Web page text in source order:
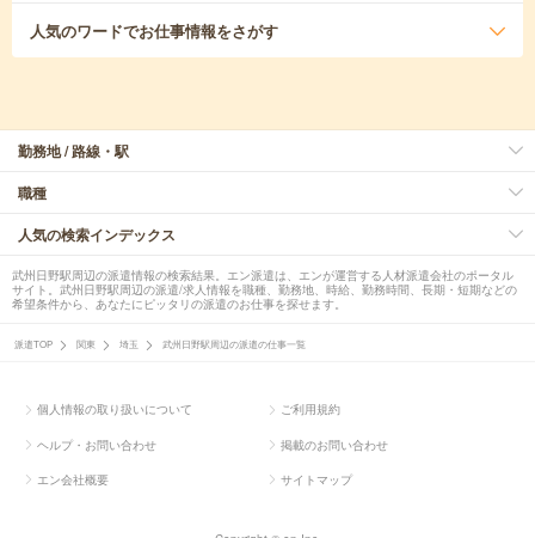
人気のワードでお仕事情報をさがす
勤務地 / 路線・駅
職種
人気の検索インデックス
武州日野駅周辺の派遣情報の検索結果。エン派遣は、エンが運営する人材派遣会社のポータル
サイト。武州日野駅周辺の派遣/求人情報を職種、勤務地、時給、勤務時間、長期・短期などの
希望条件から、あなたにピッタリの派遣のお仕事を探せます。
派遣TOP 関東 埼玉 武州日野駅周辺の派遣の仕事一覧
個人情報の取り扱いについて ご利用規約
ヘルプ・お問い合わせ 掲載のお問い合わせ
エン会社概要 サイトマップ